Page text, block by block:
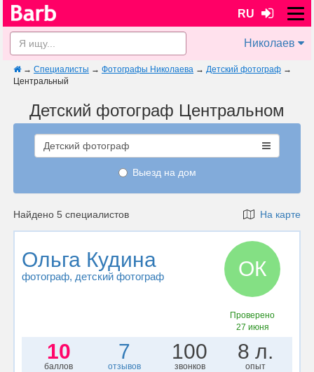
RU
Николаев
→ Специалисты → Фотографы Николаева → Детский фотограф →
Центральный
Детский фотограф Центральном
Детский фотограф
Выезд на дом
Найдено 5 специалистов На карте
Ольга Кудина
фотограф, детский фотограф ОК
Проверено
27 июня
10
баллов
7
отзывов
100
звонков
8 л.
опыт